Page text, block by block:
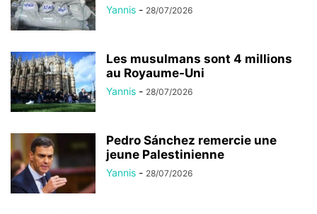
Yannis - 28/07/2026
Les musulmans sont 4 millions
au Royaume-Uni
Yannis - 28/07/2026
Pedro Sánchez remercie une
jeune Palestinienne
Yannis - 28/07/2026